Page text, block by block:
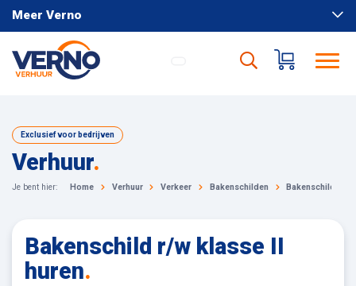
Meer Verno
Exclusief voor bedrijven
Verhuur.
Je bent hier: Home Verhuur Verkeer Bakenschilden Bakenschild r/w
Bakenschild r/w klasse II
huren.